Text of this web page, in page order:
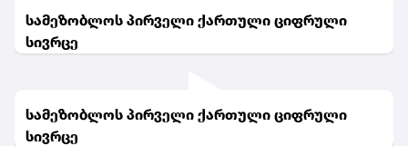
სამეზობლოს პირველი ქართული ციფრული
სივრცე
სამეზობლოს პირველი ქართული ციფრული
სივრცე